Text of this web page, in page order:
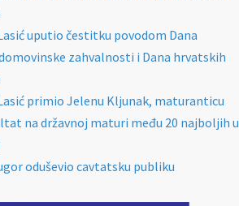
uputio čestitku povodom Dana
zahvalnosti i Dana hrvatskih
primio Jelenu Kljunak, maturanticu
na državnoj maturi među 20 najboljih u
oduševio cavtatsku publiku